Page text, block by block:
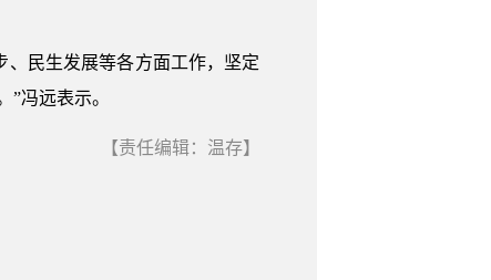
民生发展等各方面工作，坚定
冯远表示。
【责任编辑：温存】